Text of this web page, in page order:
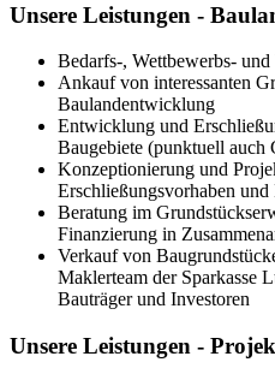
Unsere Leistungen -
Bedarfs-, Wettbewerbs-
Ankauf von interessanten
Baulandentwicklung
Entwicklung und
Baugebiete (punktuell auch
Konzeptionierung und
Erschließungsvorhaben
Beratung im
Finanzierung in
Verkauf von
Maklerteam der Sparkasse
Bauträger und Investoren
Unsere Leistungen -